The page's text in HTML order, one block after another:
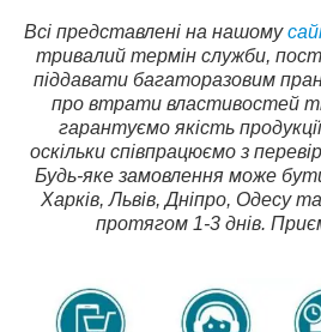
Всі представлені на нашому
тривалий термін служби,
піддавати багаторазовим
про втрати властивостей
гарантуємо якість
оскільки співпрацюємо з
Будь-яке замовлення може
Харків, Львів, Дніпро, Одесу
протягом 1-3 днів.